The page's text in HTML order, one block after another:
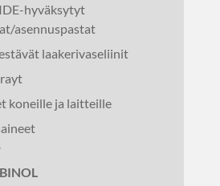
hyväksytyt
asennuspastat
laakerivaseliinit
koneille ja laitteille